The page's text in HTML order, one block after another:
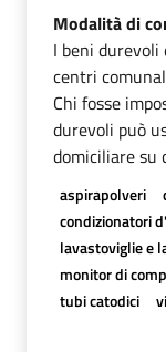
Modalità di
I beni durevoli
centri
Chi fosse
durevoli può
domiciliare su
aspirapolveri
condizionatori
lavastoviglie e
monitor di
tubi catodici